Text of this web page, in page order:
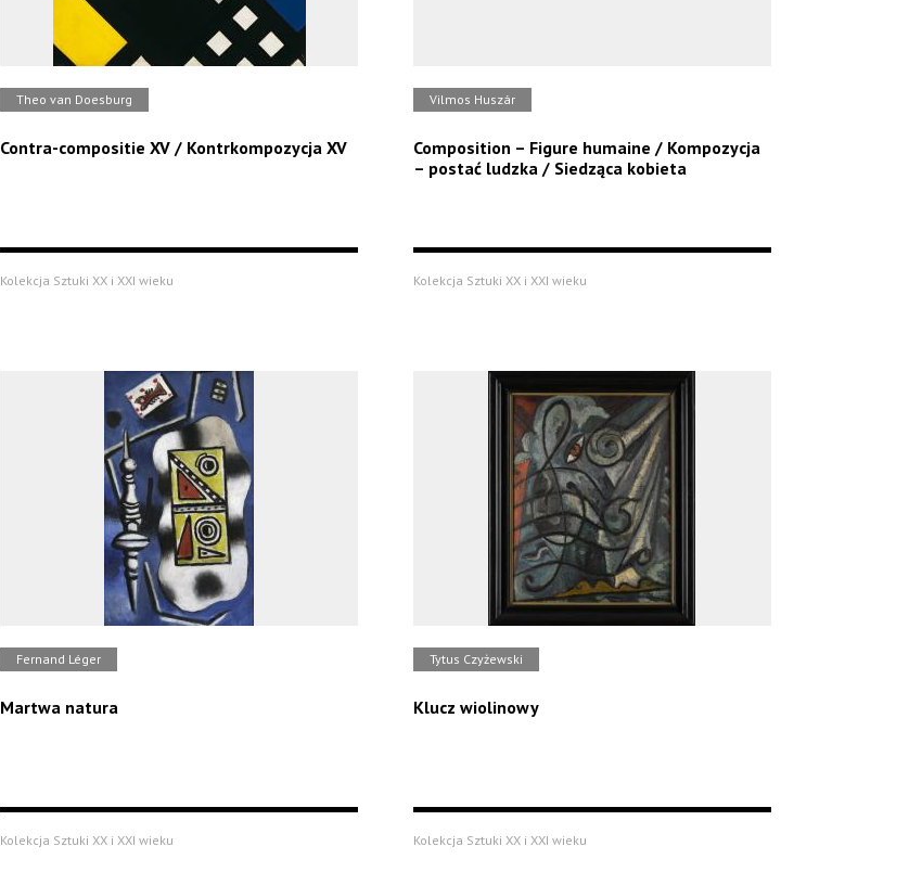
Theo van Doesburg
Contra-compositie XV / Kontrkompozycja XV
Kolekcja Sztuki XX i XXI wieku
Vilmos Huszár
Composition – Figure humaine / Kompozycja
– postać ludzka / Siedząca kobieta
Kolekcja Sztuki XX i XXI wieku
Fernand Léger
Martwa natura
Kolekcja Sztuki XX i XXI wieku
Tytus Czyżewski
Klucz wiolinowy
Kolekcja Sztuki XX i XXI wieku